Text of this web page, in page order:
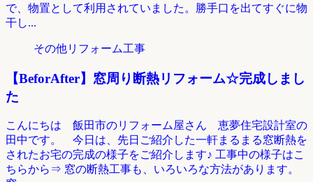
で、物置として利用されていました。勝手口を出てすぐに物
干し...
その他リフォーム工事
【BeforAfter】窓周り断熱リフォーム☆完成しまし
た
こんにちは 飯田市のリフォーム屋さん 恵夢住宅設計室の
田中です。 今日は、先日ご紹介した一軒まるまる窓断熱を
されたお宅の完成の様子をご紹介します♪ 工事中の様子はこ
ちらから⇒ 窓の断熱工事も、いろいろな方法があります。